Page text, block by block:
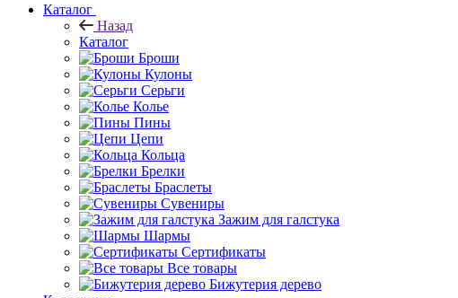
Каталог
Назад
Каталог
Броши
Кулоны
Серьги
Колье
Пины
Цепи
Кольца
Брелки
Браслеты
Сувениры
Зажим для галстука
Шармы
Сертификаты
Все товары
Бижутерия дерево